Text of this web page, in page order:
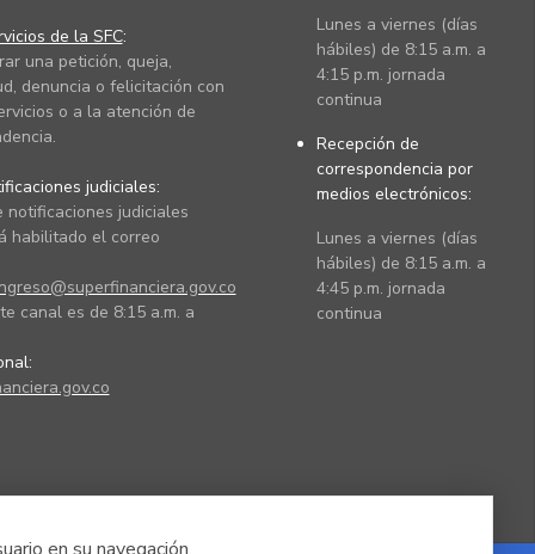
de la SFC:
una petición, queja,
denuncia o felicitación con
o a la atención de
judiciales:
notificaciones judiciales
habilitado el correo
canal es de 8:15 a.m. a
Lunes a viernes (días
hábiles) de 8:15 a.m. a
4:15 p.m. jornada
continua
Recepción de
correspondencia por
medios electrónicos:
Lunes a viernes (días
hábiles) de 8:15 a.m. a
4:45 p.m. jornada
continua